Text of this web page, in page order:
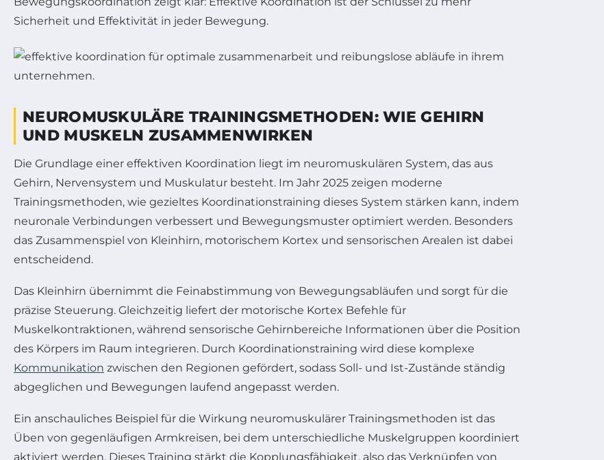
Sicherheit und Effektivität in jeder Bewegung.
NEUROMUSKULÄRE TRAININGSMETHODEN: WIE GEHIRN
UND MUSKELN ZUSAMMENWIRKEN
Die Grundlage einer effektiven Koordination liegt im neuromuskulären System, das aus
Gehirn, Nervensystem und Muskulatur besteht. Im Jahr 2025 zeigen moderne
Trainingsmethoden, wie gezieltes Koordinationstraining dieses System stärken kann, indem
neuronale Verbindungen verbessert und Bewegungsmuster optimiert werden. Besonders
das Zusammenspiel von Kleinhirn, motorischem Kortex und sensorischen Arealen ist dabei
entscheidend.
Das Kleinhirn übernimmt die Feinabstimmung von Bewegungsabläufen und sorgt für die
präzise Steuerung. Gleichzeitig liefert der motorische Kortex Befehle für
Muskelkontraktionen, während sensorische Gehirnbereiche Informationen über die Position
des Körpers im Raum integrieren. Durch Koordinationstraining wird diese komplexe
Kommunikation zwischen den Regionen gefördert, sodass Soll- und Ist-Zustände ständig
abgeglichen und Bewegungen laufend angepasst werden.
Ein anschauliches Beispiel für die Wirkung neuromuskulärer Trainingsmethoden ist das
Üben von gegenläufigen Armkreisen, bei dem unterschiedliche Muskelgruppen koordiniert
aktiviert werden. Dieses Training stärkt die Kopplungsfähigkeit, also das Verknüpfen von